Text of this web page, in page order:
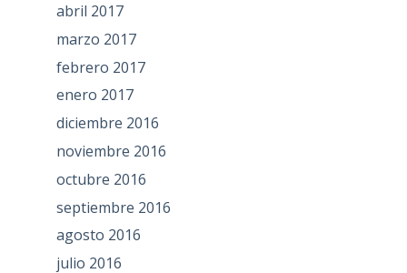
abril 2017
marzo 2017
febrero 2017
enero 2017
diciembre 2016
noviembre 2016
octubre 2016
septiembre 2016
agosto 2016
julio 2016